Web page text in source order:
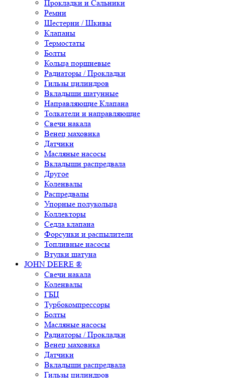
Прокладки и Сальники
Ремни
Шестерни / Шкивы
Клапаны
Термостаты
Болты
Кольца поршневые
Радиаторы / Прокладки
Гильзы цилиндров
Вкладыши шатунные
Направляющие Клапана
Толкатели и направляющие
Свечи накала
Венец маховика
Датчики
Масляные насосы
Вкладыши распредвала
Другое
Коленвалы
Распредвалы
Упорные полукольца
Коллекторы
Седла клапана
Форсунки и распылители
Топливные насосы
Втулки шатуна
JOHN DEERE ®
Свечи накала
Коленвалы
ГБЦ
Турбокомпрессоры
Болты
Масляные насосы
Радиаторы / Прокладки
Венец маховика
Датчики
Вкладыши распредвала
Гильзы цилиндров